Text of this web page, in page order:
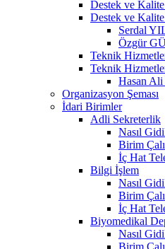
Destek ve
Destek ve Kalite
Serdal
Özgür
Teknik
Teknik
Hasan Ali
Organizasyon Şeması
İdari Birimler
Adli Sekreterlik
Nasıl
Birim
İç Hat
Bilgi İşlem
Nasıl
Birim
İç Hat
Biyomedikal
Nasıl
Birim